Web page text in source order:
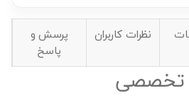
نظرات کاربران
پرسش و
پاسخ
تخصصی